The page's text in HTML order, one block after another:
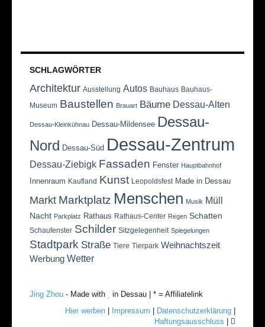
SCHLAGWÖRTER
Architektur Ausstellung Autos Bauhaus Bauhaus-
Museum Baustellen Brauart Bäume Dessau-Alten
Dessau-Kleinkühnau Dessau-Mildensee Dessau-
Nord Dessau-Süd Dessau-Zentrum
Dessau-Ziebigk Fassaden Fenster Hauptbahnhof
Innenraum Kaufland Kunst Leopoldsfest Made in Dessau
Markt Marktplatz Menschen Musik Müll
Nacht Parkplatz Rathaus Rathaus-Center Regen Schatten
Schaufenster Schilder Sitzgelegenheit Spiegelungen
Stadtpark Straße Tiere Tierpark Weihnachtszeit
Werbung Wetter
Jing Zhou - Made with
in Dessau | * = Affiliatelink
Hier werben
Impressum Datenschutzerklärung
Haftungsausschluss